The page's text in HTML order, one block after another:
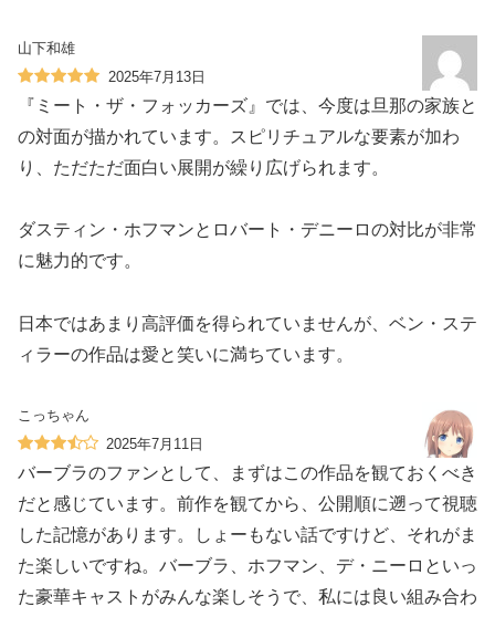
山下和雄
2025年7月13日
『ミート・ザ・フォッカーズ』では、今度は旦那の家族と
の対面が描かれています。スピリチュアルな要素が加わ
り、ただただ面白い展開が繰り広げられます。
ダスティン・ホフマンとロバート・デニーロの対比が非常
に魅力的です。
日本ではあまり高評価を得られていませんが、ベン・ステ
ィラーの作品は愛と笑いに満ちています。
こっちゃん
2025年7月11日
バーブラのファンとして、まずはこの作品を観ておくべき
だと感じています。前作を観てから、公開順に遡って視聴
した記憶があります。しょーもない話ですけど、それがま
た楽しいですね。バーブラ、ホフマン、デ・ニーロといっ
た豪華キャストがみんな楽しそうで、私には良い組み合わ